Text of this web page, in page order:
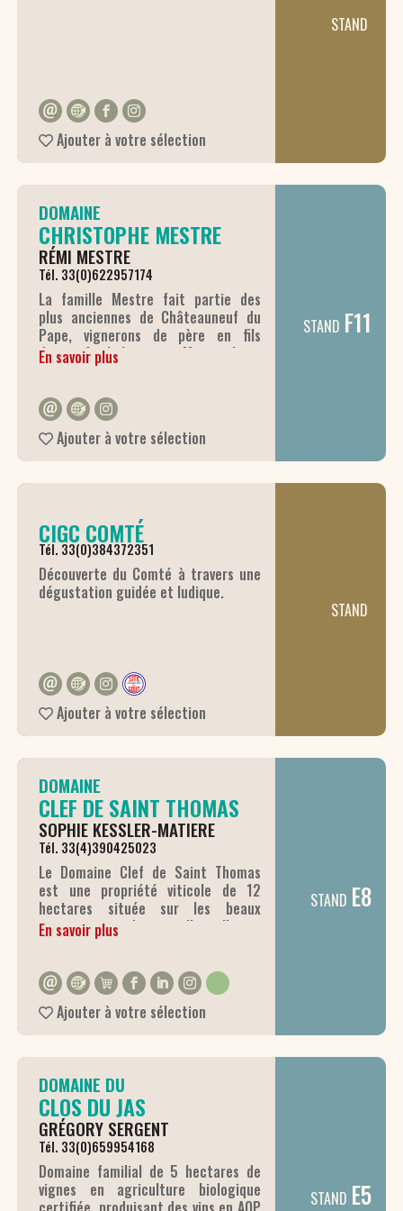
roussanne. Un vrai régal pour nos
papilles !
Ajouter à votre sélection
STAND
DOMAINE
CHRISTOPHE MESTRE
RÉMI MESTRE
Tél. 33(0)622957174
La famille Mestre fait partie des
plus anciennes de Châteauneuf du
Pape, vignerons de père en fils
depuis 4 générations : Marius, Jean,
Jacques et maintenant Christophe.
leur fils Rémi sont à la tête d’un
domaine de 17ha. Passionnés par le
terroir et le travail de la vigne, nous
les traditions et l’authenticité.
En savoir plus
Ajouter à votre sélection
STAND F11
CIGC COMTÉ
Tél. 33(0)384372351
Découverte du Comté à travers une
dégustation guidée et ludique.
Ajouter à votre sélection
STAND
DOMAINE
CLEF DE SAINT THOMAS
SOPHIE KESSLER-MATIERE
Tél. 33(4)390425023
Le Domaine Clef de Saint Thomas
est une propriété viticole de 12
hectares située sur les beaux
terroirs de l’appellation
Châteauneuf-du-Pape. Vous pourrez
lieux-dits et une belle mosaïque des
cépages traditionnels qui donnent
naissance à nos 4 cuvées. Des vins
aromatiques.
En savoir plus
Ajouter à votre sélection
STAND E8
DOMAINE DU
CLOS DU JAS
GRÉGORY SERGENT
Tél. 33(0)659954168
Domaine familial de 5 hectares de
vignes en agriculture biologique
STAND E5